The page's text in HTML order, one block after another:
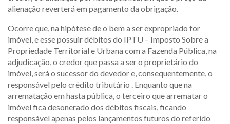
alienação reverterá em pagamento da obrigação.
Ocorre que, na hipótese de o bem a ser expropriado for
imóvel, e esse possuir débitos do IPTU – Imposto Sobre a
Propriedade Territorial e Urbana com a Fazenda Pública, na
adjudicação, o credor que passa a ser o proprietário do
imóvel, será o sucessor do devedor e, consequentemente, o
responsável pelo crédito tributário . Enquanto que na
arrematação em hasta pública, o terceiro que arrematar o
imóvel fica desonerado dos débitos fiscais, ficando
responsável apenas pelos lançamentos futuros do referido